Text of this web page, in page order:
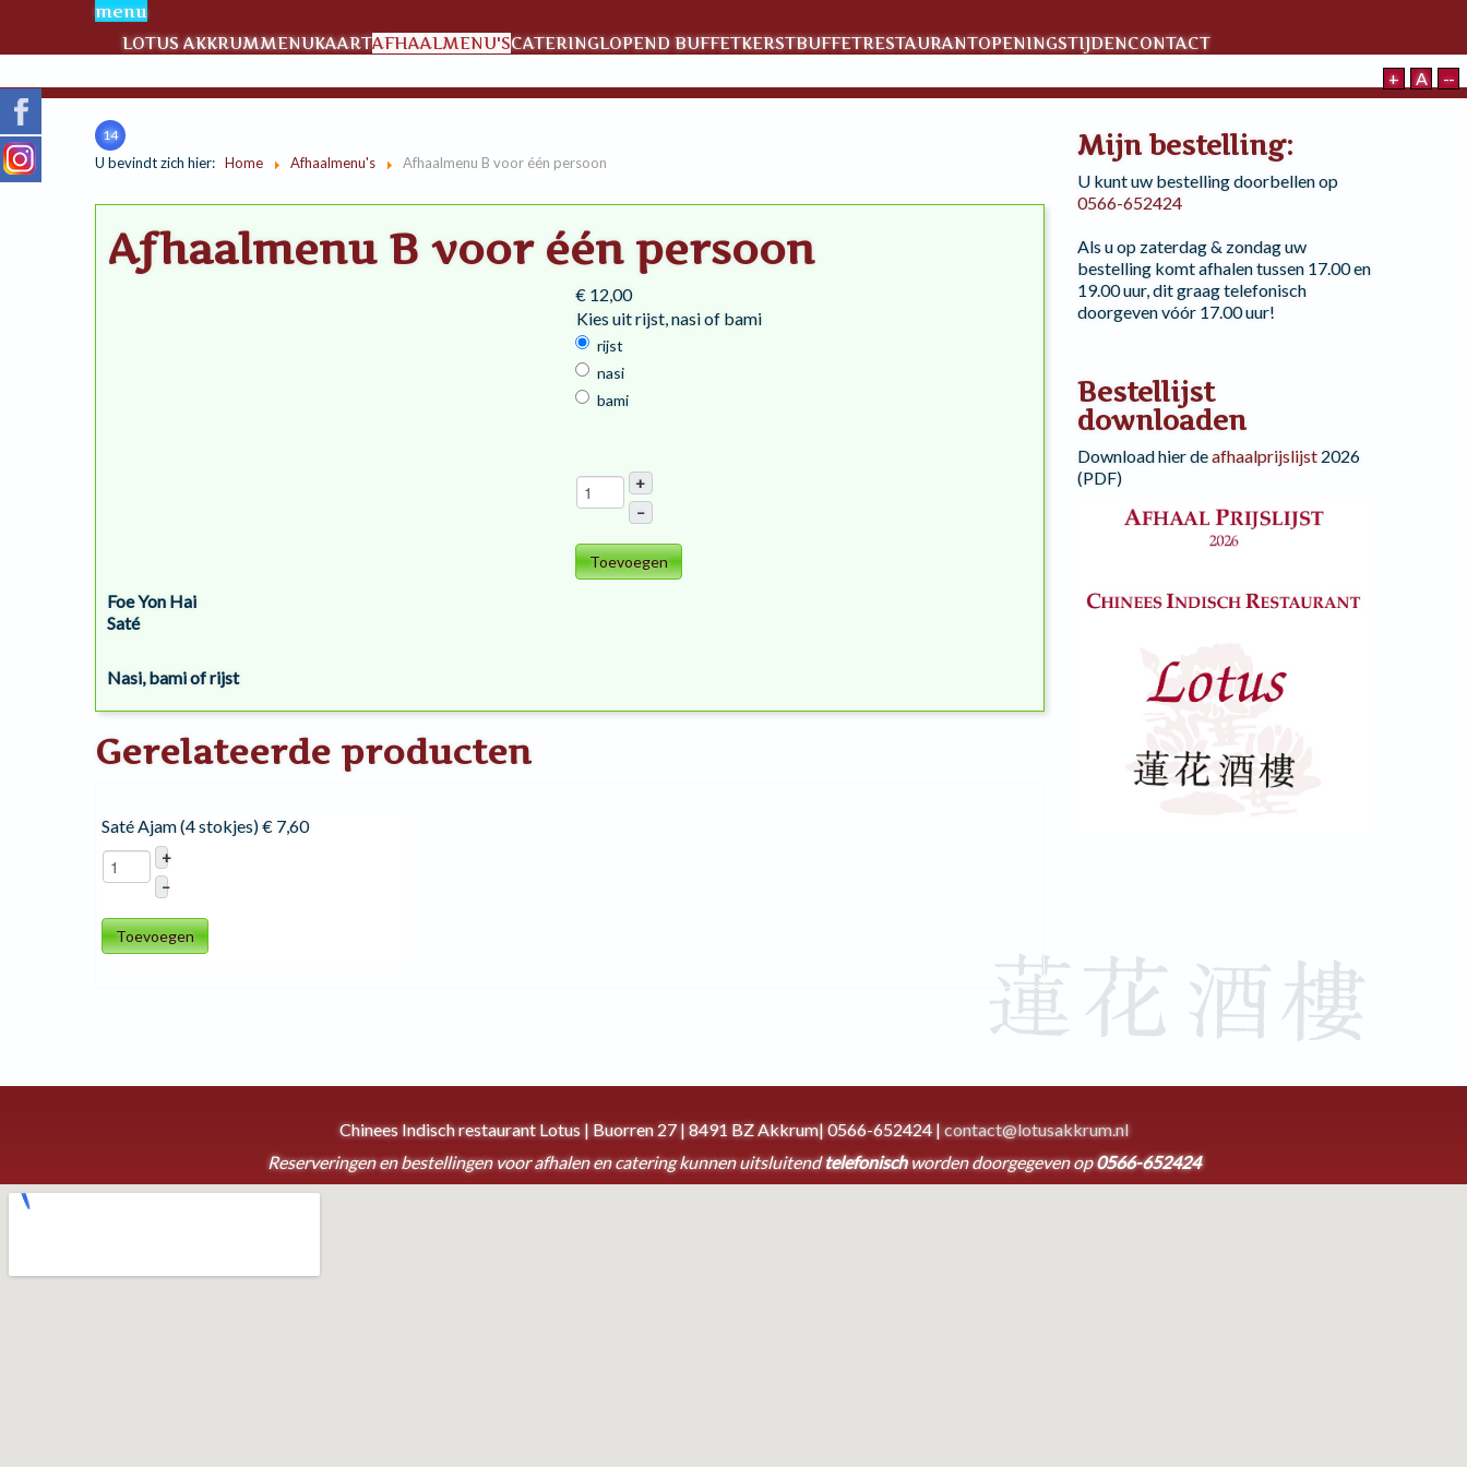
menu
LOTUS AKKRUMMENUKAARTAFHAALMENU'SCATERINGLOPEND BUFFETKERSTBUFFETRESTAURANTOPENINGSTIJDENCONTACT
+
A --
U bevindt zich hier: Home Afhaalmenu's Afhaalmenu B voor één persoon
Afhaalmenu B voor één persoon
€ 12,00
Kies uit rijst, nasi of bami
rijst
nasi
bami
+
–
Toevoegen
Foe Yon Hai
Saté
Nasi, bami of rijst
Gerelateerde producten
Saté Ajam (4 stokjes)
14
€ 7,60
+
–
Toevoegen
Mijn bestelling:
U kunt uw bestelling doorbellen op
0566-652424
Als u op zaterdag & zondag uw
bestelling komt afhalen tussen 17.00 en
19.00 uur, dit graag telefonisch
doorgeven vóór 17.00 uur!
Bestellijst
downloaden
Download hier deafhaalprijslijst2026
(PDF)
Chinees Indisch restaurant Lotus | Buorren 27 | 8491 BZ Akkrum| 0566-652424 |contact@lotusakkrum.nl
Reserveringen en bestellingen voor afhalen en catering kunnen uitsluitendtelefonischworden doorgegeven op0566-652424